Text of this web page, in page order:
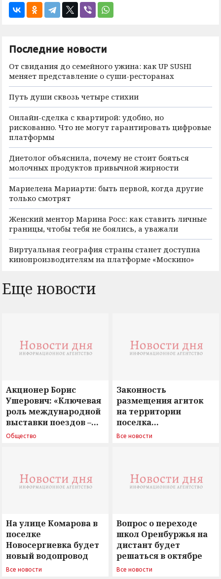
Последние новости
От свидания до семейного ужина: как UP SUSHI
меняет представление о суши-ресторанах
Путь души сквозь четыре стихии
Онлайн-сделка с квартирой: удобно, но
рискованно. Что не могут гарантировать цифровые
платформы
Диетолог объяснила, почему не стоит бояться
молочных продуктов привычной жирности
Мариелена Мариарти: быть первой, когда другие
только смотрят
Женский ментор Марина Росс: как ставить личные
границы, чтобы тебя не боялись, а уважали
Виртуальная география страны станет доступна
кинопроизводителям на платформе «Москино»
Еще новости
Акционер Борис
Ушерович: «Ключевая
роль международной
выставки поездов –
поиск ответов на
Общество
Законность
размещения агиток
на территории
поселка
Новосергиевка
Все новости
На улице Комарова в
поселке
Новосергиевка будет
новый водопровод
Все новости
Вопрос о переходе
школ Оренбуржья на
дистант будет
решаться в октябре
Все новости